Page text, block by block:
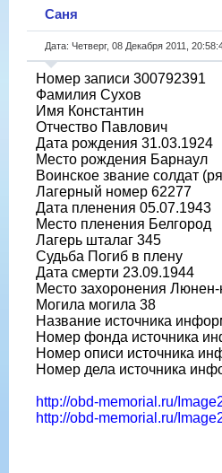
Саня
Дата: Четверг, 08 Декабря 2011,
Номер записи 300792391
Фамилия Сухов
Имя Константин
Отчество Павлович
Дата рождения 31.03.1924
Место рождения Барнаул
Воинское звание солдат
Лагерный номер 62277
Дата пленения 05.07.1943
Место пленения Белгород
Лагерь шталаг 345
Судьба Погиб в плену
Дата смерти 23.09.1944
Место захоронения Люнен-
Могила могила 38
Название источника
Номер фонда источника
Номер описи источника
Номер дела источника
http://obd-memorial.ru/
http://obd-memorial.ru/